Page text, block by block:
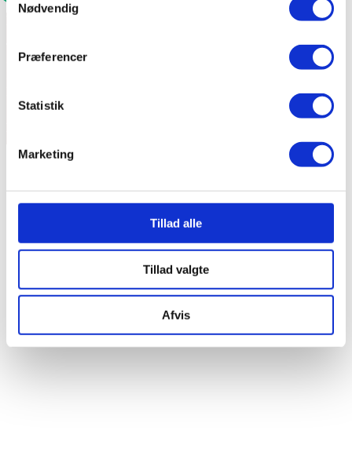
Nødvendig
Præferencer
Statistik
Marketing
Tillad alle
Tillad valgte
Afvis
Max. lægteafstand: 210 mm